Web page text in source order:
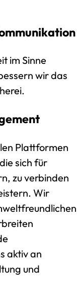
im Sinne
wir das
Plattformen
sich für
zu verbinden
Wir
aktiv an
und